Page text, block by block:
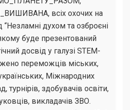
всіх охочих на
“Незламні духом та озброєні
буде презентований
досвід у галузі STEM-
переможців міських,
Міжнародних
турнірів, здобувачів освіти,
викладачів ЗВО.